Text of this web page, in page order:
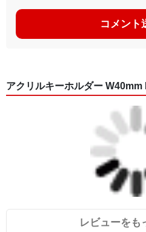
コメント
アクリルキーホルダー
レビューをも